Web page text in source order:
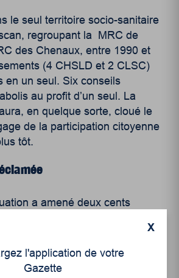
le seul territoire socio-sanitaire
regroupant la MRC de
des Chenaux, entre 1990 et
(4 CHSLD et 2 CLSC)
en un seul. Six conseils
au profit d’un seul. La
en quelque sorte, cloué le
de la participation citoyenne
tôt.
a amené deux cents
publique pour évaluer
industrielle sur les
X
l'application de votre
Gazette